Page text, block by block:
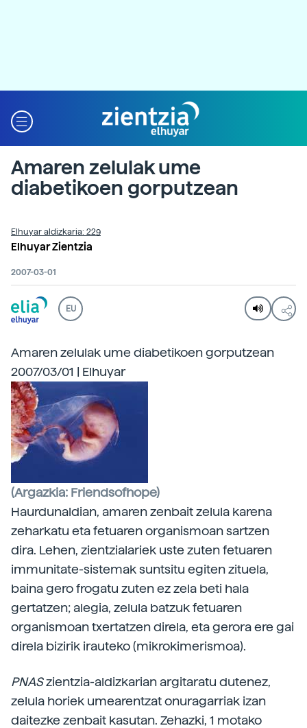
Amaren zelulak ume
diabetikoen gorputzean
Elhuyar aldizkaria: 229
Elhuyar Zientzia
2007-03-01
EU
Amaren zelulak ume diabetikoen gorputzean
2007/03/01 | Elhuyar
(Argazkia: Friendsofhope)
Haurdunaldian, amaren zenbait zelula karena
zeharkatu eta fetuaren organismoan sartzen
dira. Lehen, zientzialariek uste zuten fetuaren
immunitate-sistemak suntsitu egiten zituela,
baina gero frogatu zuten ez zela beti hala
gertatzen; alegia, zelula batzuk fetuaren
organismoan txertatzen direla, eta gerora ere gai
direla bizirik irauteko (mikrokimerismoa).
PNASzientzia-aldizkarian argitaratu dutenez,
zelula horiek umearentzat onuragarriak izan
daitezke zenbait kasutan. Zehazki, 1 motako